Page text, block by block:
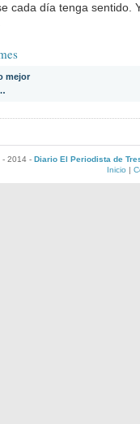
cada día tenga sentido.
mejor
- 2014 - Diario El Periodista de
Inicio |